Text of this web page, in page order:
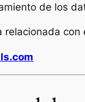
de los
relacionada